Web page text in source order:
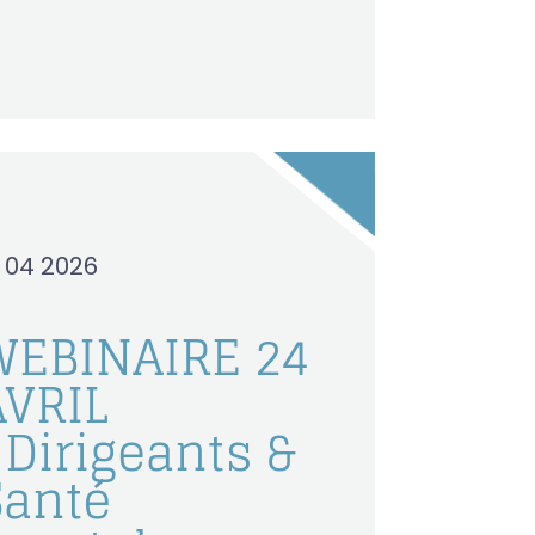
04 2026
24
&